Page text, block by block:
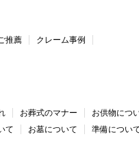
推薦 クレーム事例
お葬式のマナー
お供物につ
て
お墓について 準備につい